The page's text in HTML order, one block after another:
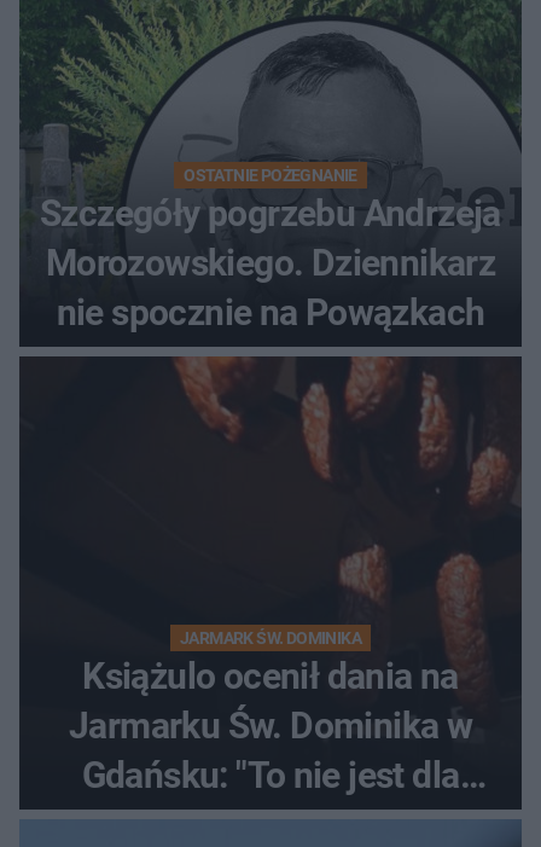
OSTATNIE POŻEGNANIE
Szczegóły pogrzebu Andrzeja
Morozowskiego. Dziennikarz
nie spocznie na Powązkach
JARMARK ŚW. DOMINIKA
Książulo ocenił dania na
Jarmarku Św. Dominika w
Gdańsku: "To nie jest dla
Polaka"